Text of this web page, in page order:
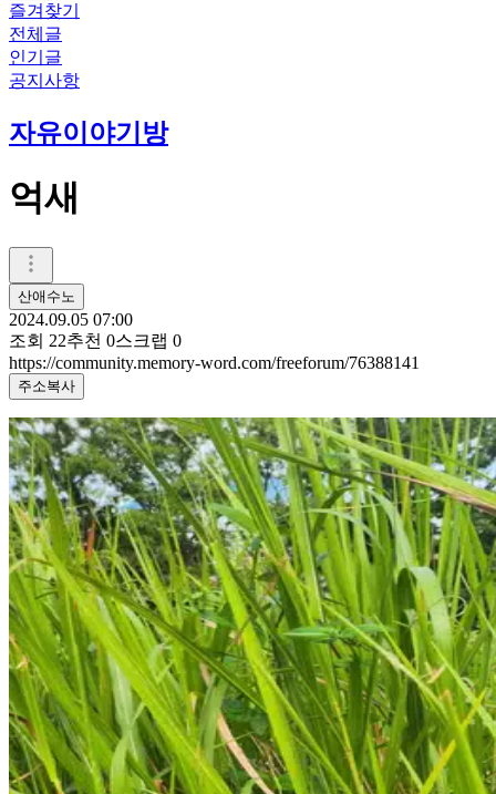
즐겨찾기
전체글
인기글
공지사항
자유이야기방
억새
산애수노
2024.09.05 07:00
조회 22추천 0스크랩 0
https://community.memory-word.com/freeforum/76388141
주소복사